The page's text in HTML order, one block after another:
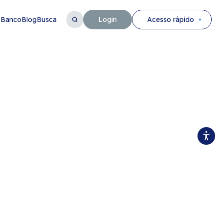
BlogBusca Login Acesso rápido